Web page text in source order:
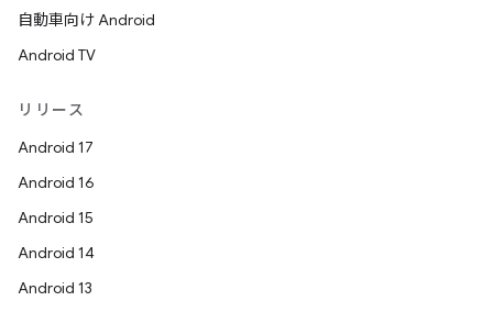
自動車向け Android
Android TV
リリース
Android 17
Android 16
Android 15
Android 14
Android 13